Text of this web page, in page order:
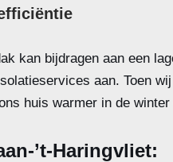
kan bijdragen aan een
aan. Toen
huis warmer in de
’t-Haringvliet: